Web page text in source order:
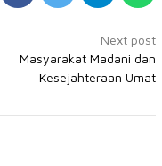
Next post
Masyarakat Madani dan
Kesejahteraan Umat